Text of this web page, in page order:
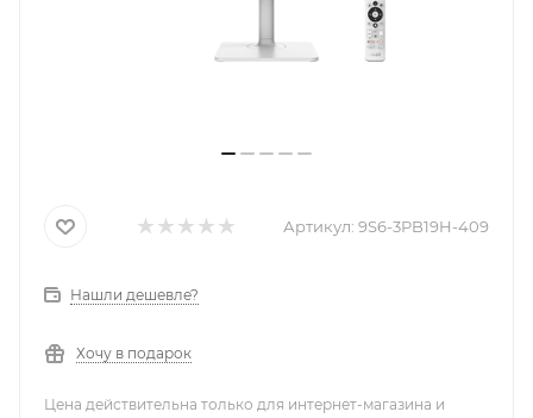
Артикул: 9S6-3PB19H-409
Нашли дешевле?
Хочу в подарок
Цена действительна только для интернет-магазина и